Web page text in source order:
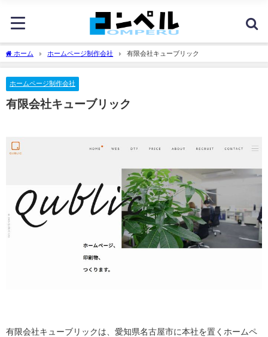
ホーム ホームページ制作会社 有限会社キューブリック
ホームページ制作会社
有限会社キューブリック
有限会社キューブリックは、愛知県名古屋市に本社を置くホームペ